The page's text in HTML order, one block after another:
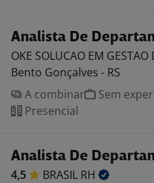
Analista De
OKE SOLUCAO EM GESTAO
Bento Gonçalves - RS
A combinar
Sem
Presencial
Analista De
4,5 BRASIL RH